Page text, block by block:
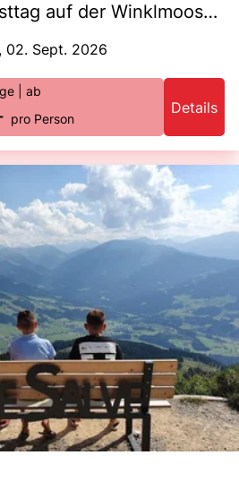
Ein schöner Herbsttag auf der Winklmoosalm
02. Sept. 2026
| ab
pro Person
Details